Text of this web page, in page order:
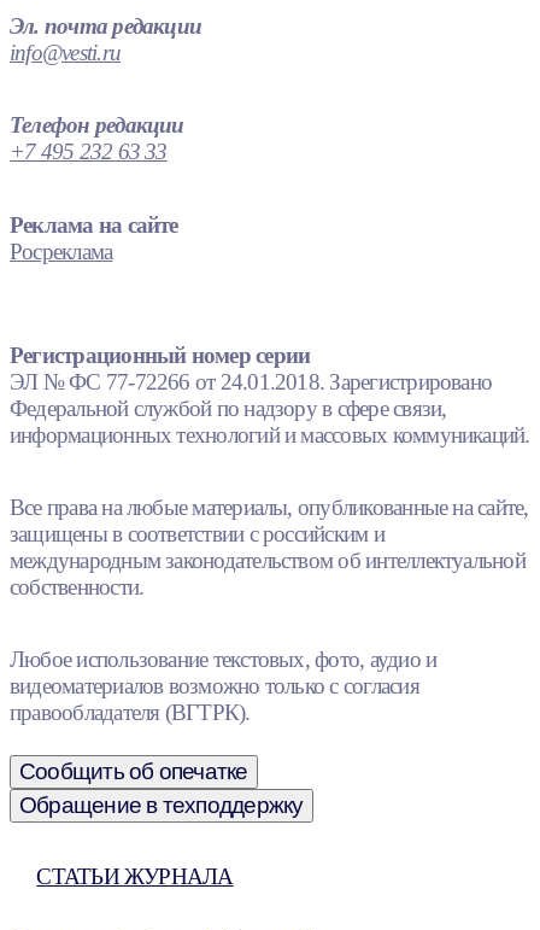
Эл. почта редакции
info@vesti.ru
Телефон редакции
+7 495 232 63 33
Реклама на сайте
Росреклама
Регистрационный номер серии
ЭЛ № ФС 77-72266 от 24.01.2018. Зарегистрировано
Федеральной службой по надзору в сфере связи,
информационных технологий и массовых коммуникаций.
Все права на любые материалы, опубликованные на сайте,
защищены в соответствии с российским и
международным законодательством об интеллектуальной
собственности.
Любое использование текстовых, фото, аудио и
видеоматериалов возможно только с согласия
правообладателя (ВГТРК).
Сообщить об опечатке
Обращение в техподдержку
СТАТЬИ ЖУРНАЛА